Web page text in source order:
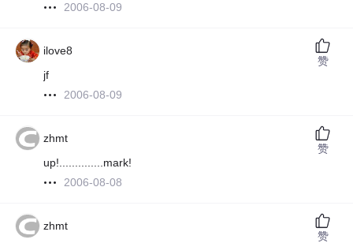
2006-08-09
ilove8
jf
2006-08-09
赞
zhmt
up!..............mark!
2006-08-08
赞
zhmt
赞